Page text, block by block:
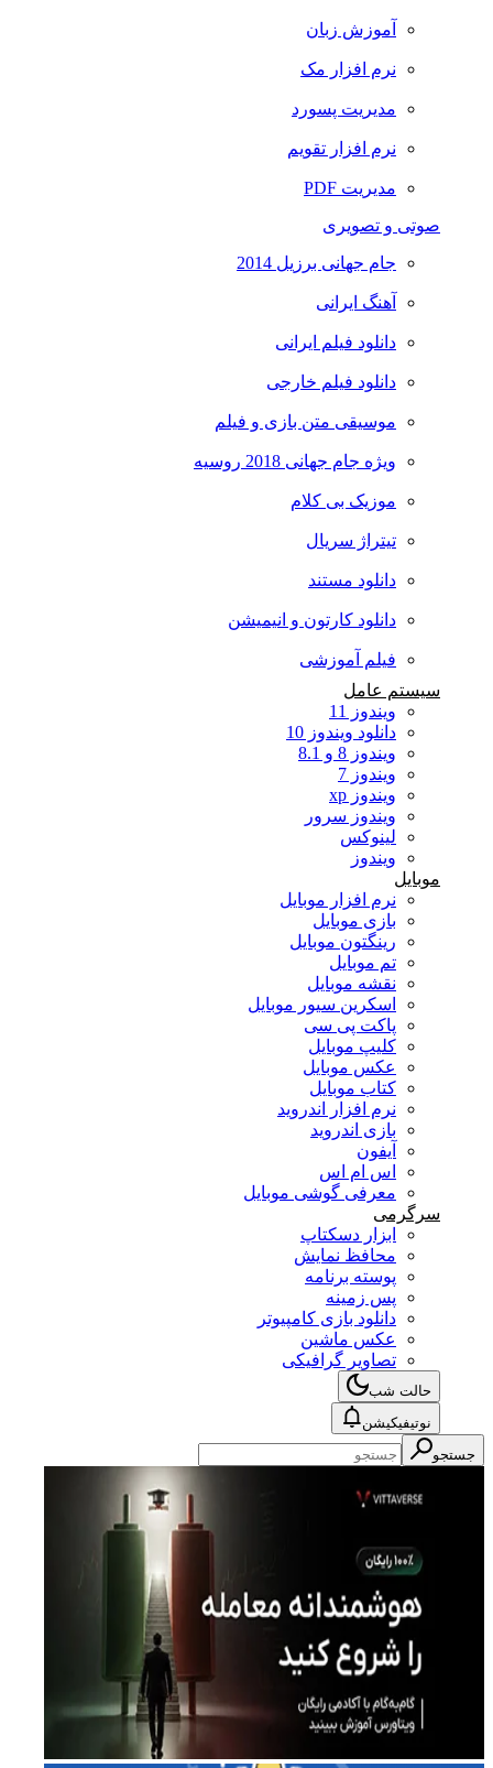
آموزش زبان
نرم افزار مک
مدیریت پسورد
نرم افزار تقویم
مدیریت PDF
صوتی و تصویری
جام جهانی برزیل 2014
آهنگ ایرانی
دانلود فیلم ایرانی
دانلود فیلم خارجی
موسیقی متن بازی و فیلم
ویژه جام جهانی 2018 روسیه
موزیک بی کلام
تیتراژ سریال
دانلود مستند
دانلود کارتون و انیمیشن
فیلم آموزشی
سیستم عامل
ویندوز 11
دانلود ویندوز 10
ویندوز 8 و 8.1
ویندوز 7
ویندوز xp
ویندوز سرور
لینوکس
ویندوز
موبایل
نرم افزار موبایل
بازی موبایل
رینگتون موبایل
تم موبایل
نقشه موبایل
اسکرین سیور موبایل
پاکت پی سی
کلیپ موبایل
عکس موبایل
کتاب موبایل
نرم افزار اندروید
بازی اندروید
آیفون
اس ام اس
معرفی گوشی موبایل
سرگرمی
ابزار دسکتاپ
محافظ نمایش
پوسته برنامه
پس زمینه
دانلود بازی کامپیوتر
عکس ماشین
تصاویر گرافیکی
حالت شب
نوتیفیکیشن
جستجو